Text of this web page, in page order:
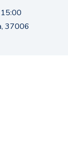
37006